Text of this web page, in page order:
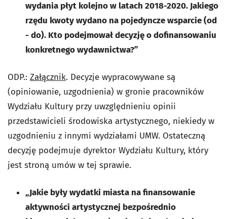
wydania płyt kolejno w latach 2018-2020. Jakiego
rzędu kwoty wydano na pojedyncze wsparcie (od
- do). Kto podejmował decyzję o dofinansowaniu
konkretnego wydawnictwa?”
ODP.: Załącznik. Decyzje wypracowywane są
(opiniowanie, uzgodnienia) w gronie pracowników
Wydziału Kultury przy uwzględnieniu opinii
przedstawicieli środowiska artystycznego, niekiedy w
uzgodnieniu z innymi wydziałami UMW. Ostateczną
decyzję podejmuje dyrektor Wydziału Kultury, który
jest stroną umów w tej sprawie.
„Jakie były wydatki miasta na finansowanie
aktywności artystycznej bezpośrednio